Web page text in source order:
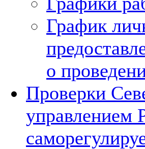
График
о
Проверки
управлением